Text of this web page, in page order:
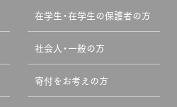
在学生・在学生の保護者の方
社会人・一般の方
寄付をお考えの方